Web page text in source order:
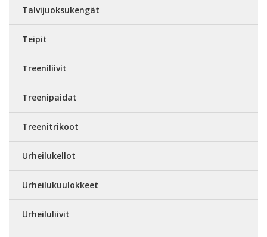
Talvijuoksukengät
Teipit
Treeniliivit
Treenipaidat
Treenitrikoot
Urheilukellot
Urheilukuulokkeet
Urheiluliivit